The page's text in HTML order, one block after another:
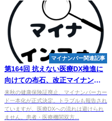
マイナンバー関連記事
第164回 抗えない医療DX推進に
向けての布石、改正マイナンバ
ー法成立。窓口トラブル対応に
...
来秋の健康保険証廃止、マイナンバーカー
ド一本化が正式決定。トラブルも報告され
ていますが、医療DXへの流れは避けられ
ません。患者・医療機関双方...